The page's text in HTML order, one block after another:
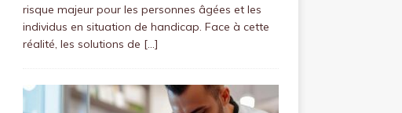
risque majeur pour les personnes âgées et les
individus en situation de handicap. Face à cette
réalité, les solutions de […]